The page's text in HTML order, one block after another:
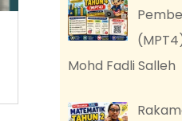
Mohd Fadli Salleh